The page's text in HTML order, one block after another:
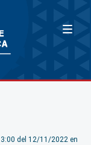
del 12/11/2022 en